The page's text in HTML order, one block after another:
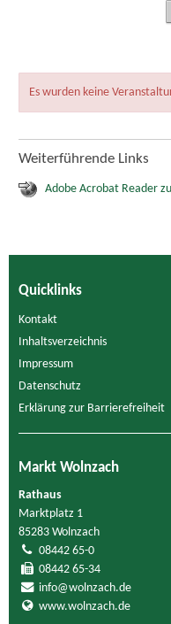
Es wurden keine
Weiterführende Links
Adobe Acrobat Reader
Quicklinks
Kontakt
Inhaltsverzeichnis
Impressum
Datenschutz
Erklärung zur Barrierefreiheit
Markt Wolnzach
Rathaus
Marktplatz 1
85283 Wolnzach
08442 65-0
08442 65-34
info@wolnzach.de
www.wolnzach.de